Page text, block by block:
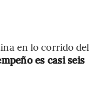
en lo corrido del
es casi seis